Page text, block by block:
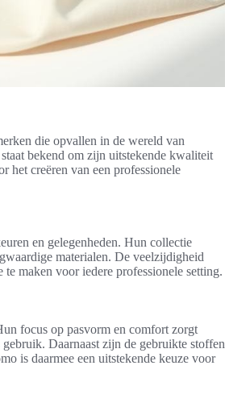
die opvallen in de wereld van
bekend om zijn uitstekende kwaliteit
het creëren van een professionele
en gelegenheden. Hun collectie
materialen. De veelzijdigheid
maken voor iedere professionele setting.
focus op pasvorm en comfort zorgt
Daarnaast zijn de gebruikte stoffen
is daarmee een uitstekende keuze voor